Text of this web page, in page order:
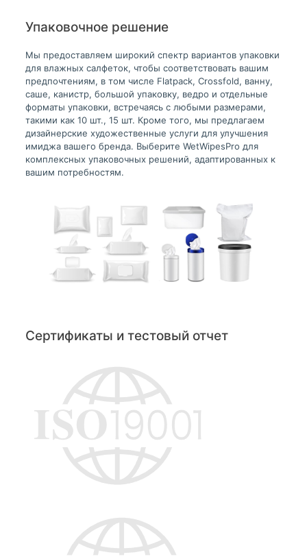
Упаковочное решение
Мы предоставляем широкий спектр вариантов упаковки
для влажных салфеток, чтобы соответствовать вашим
предпочтениям, в том числе Flatpack, Crossfold, ванну,
саше, канистр, большой упаковку, ведро и отдельные
форматы упаковки, встречаясь с любыми размерами,
такими как 10 шт., 15 шт. Кроме того, мы предлагаем
дизайнерские художественные услуги для улучшения
имиджа вашего бренда. Выберите WetWipesPro для
комплексных упаковочных решений, адаптированных к
вашим потребностям.
Сертификаты и тестовый отчет